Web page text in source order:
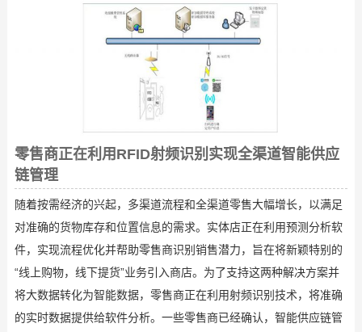
零售商正在利用RFID射频识别实现全渠道智能供应
链管理
随着按需经济的兴起，多渠道流程和全渠道零售大幅增长，以满足
对准确的货物库存和位置信息的需求。实体店正在利用预测分析软
件，实现流程优化并帮助零售商识别销售潜力，旨在将新颖特别的
“线上购物，线下提货”业务引入商店。为了支持这两种解决方案并
将大数据转化为智能数据，零售商正在利用射频识别技术，将准确
的实时数据提供给软件分析。一些零售商已经确认，智能供应链管